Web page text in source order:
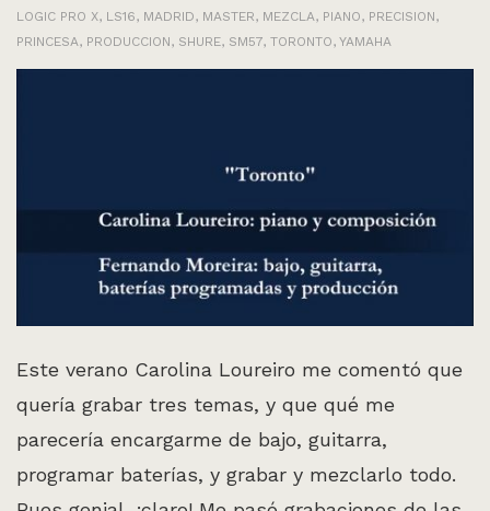
LOGIC PRO X, LS16, MADRID, MASTER, MEZCLA, PIANO, PRECISION,
PRINCESA, PRODUCCION, SHURE, SM57, TORONTO, YAMAHA
Este verano Carolina Loureiro me comentó que
quería grabar tres temas, y que qué me
parecería encargarme de bajo, guitarra,
programar baterías, y grabar y mezclarlo todo.